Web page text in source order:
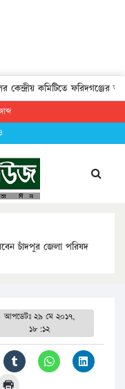
কমিটিতে ফরিদগঞ্জের
চাঁদপুর জেলা পরিষদ
আপডেটঃ ২৯ মে ২০১৭,
১৮:১২